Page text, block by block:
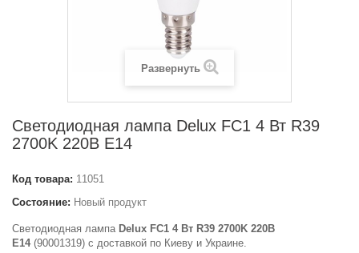
Развернуть
Светодиодная лампа Delux FC1 4 Вт R39
2700K 220В E14
Код товара: 11051
Состояние: Новый продукт
Светодиодная лампа Delux FC1 4 Вт R39 2700K 220В
E14(90001319) с доставкой по Киеву и Украине.